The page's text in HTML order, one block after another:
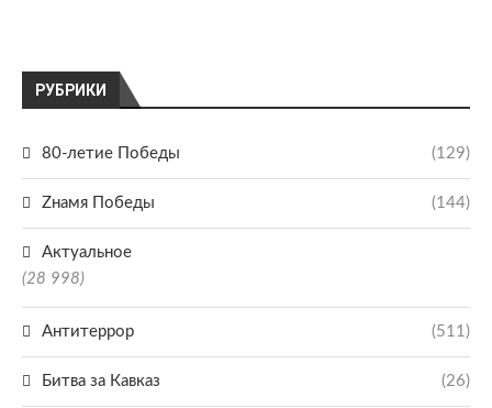
РУБРИКИ
80-летие Победы (129)
Zнамя Победы (144)
Актуальное
(28 998)
Антитеррор (511)
Битва за Кавказ (26)